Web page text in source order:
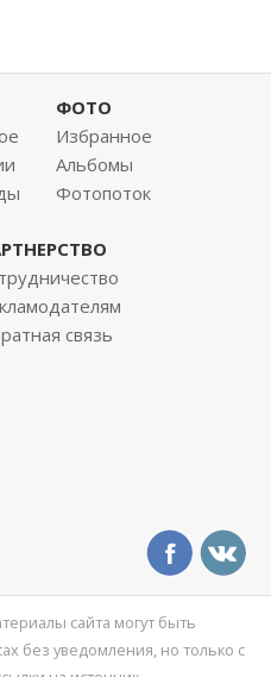
ФОТО
Избранное
Альбомы
Фотопоток
связь
сайта могут быть
без уведомления, но только с